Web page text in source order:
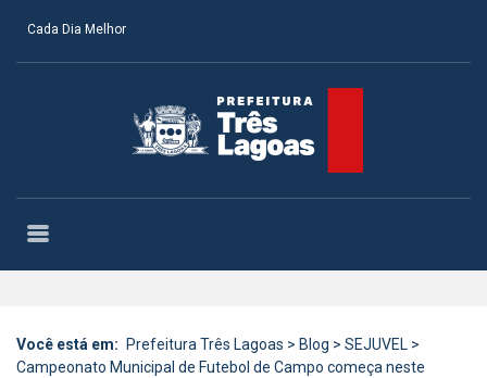
Cada Dia Melhor
Você está em: Prefeitura Três Lagoas > Blog > SEJUVEL >
Campeonato Municipal de Futebol de Campo começa neste